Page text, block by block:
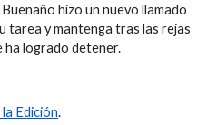
hizo un nuevo llamado
tarea y mantenga tras las rejas
ha logrado detener.
Edición.